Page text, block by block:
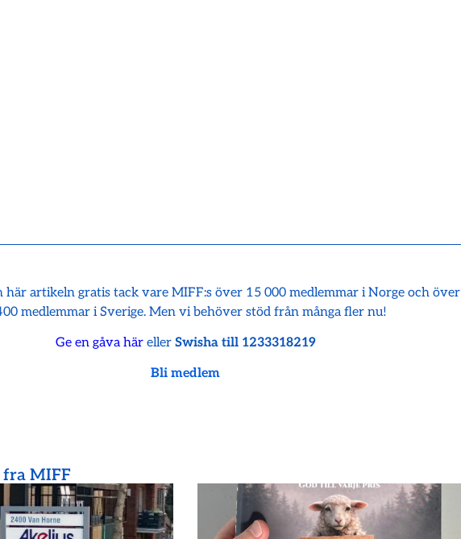
här artikeln gratis tack vare MIFF:s över 15 000 medlemmar i Norge och över
medlemmar i Sverige. Men vi behöver stöd från många fler nu!
Ge en gåva häreller Swisha till 1233318219
Bli medlem
MIFF